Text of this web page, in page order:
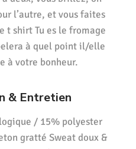
l’autre, et vous faites
t shirt Tu es le fromage
à quel point il/elle
à votre bonheur.
& Entretien
/ 15% polyester
gratté Sweat doux &